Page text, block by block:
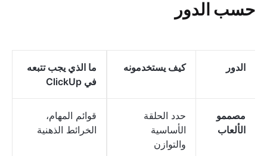
حسب الدور
الدور كيف يستخدمونه
ما الذي يجب تتبعه
في ClickUp
مصممو
الألعاب
حدد الحلقة
الأساسية
والتوازن
قوائم المهام،
الخرائط الذهنية